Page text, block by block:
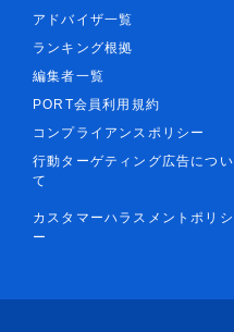
アドバイザ一覧
ランキング根拠
編集者一覧
PORT会員利用規約
コンプライアンスポリシー
行動ターゲティング広告につい
て
カスタマーハラスメントポリシ
ー